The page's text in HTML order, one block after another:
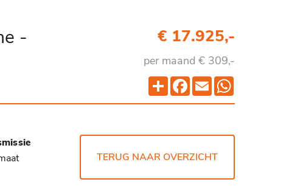
-
€ 17.925,-
per maand € 309,-
Deel Facebook
Email
TERUG NAAR OVERZICHT